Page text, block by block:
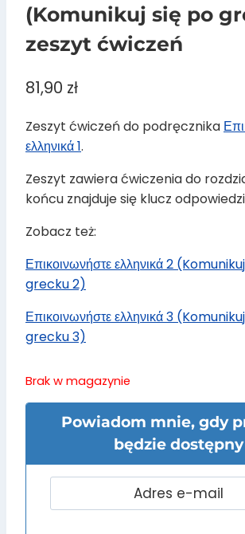
(Komunikuj się po
zeszyt ćwiczeń
81,90 zł
Zeszyt ćwiczeń do podręcznika
ελληνικά 1.
Zeszyt zawiera ćwiczenia do
końcu znajduje się klucz
Zobacz też:
Επικοινωνήστε ελληνικά 2
grecku 2)
Επικοινωνήστε ελληνικά 3
grecku 3)
Brak w magazynie
Powiadom mnie, gdy
będzie dostępny